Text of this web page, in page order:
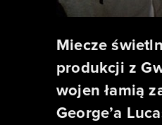
Miecze
produkcji z
wojen łamią
George’a